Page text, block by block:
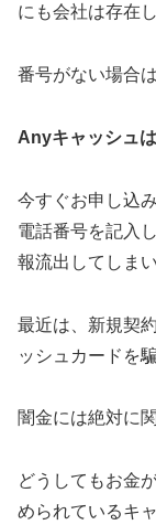
にも会社は存在
番号がない場合
Anyキャッシュ
今すぐお申し込
電話番号を記入
報流出してしま
最近は、新規契
ッシュカードを
闇金には絶対に
どうしてもお金
められているキ